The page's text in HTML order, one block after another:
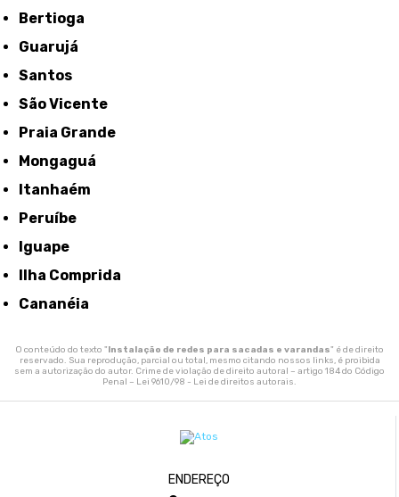
Bertioga
Guarujá
Santos
São Vicente
Praia Grande
Mongaguá
Itanhaém
Peruíbe
Iguape
Ilha Comprida
Cananéia
O conteúdo do texto "Instalação de redes para sacadas e varandas" é de direito
reservado. Sua reprodução, parcial ou total, mesmo citando nossos links, é proibida
sem a autorização do autor. Crime de violação de direito autoral – artigo 184 do Código
Penal – Lei 9610/98 - Lei de direitos autorais.
ENDEREÇO